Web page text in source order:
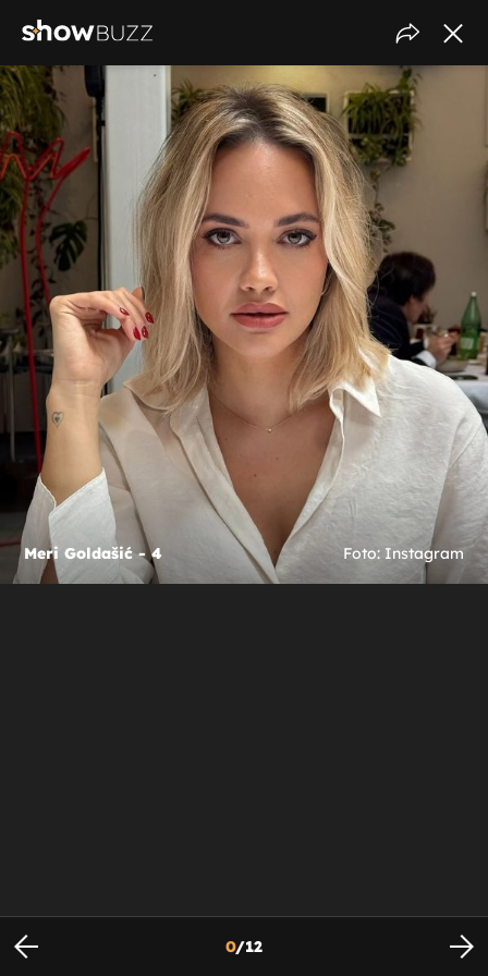
Meri Goldašić - 4 Foto: Instagram
0/12